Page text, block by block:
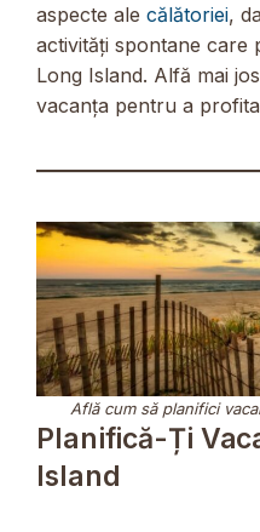
aspecte ale călătoriei,
activități spontane care
Long Island. Alfă mai
vacanța pentru a
Află cum să planifici
Planifică-Ți
Island